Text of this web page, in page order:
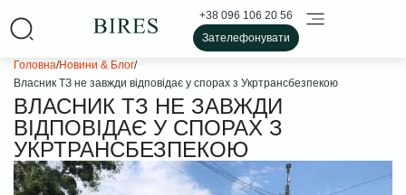
+38 096 106 20 56
Зателефонувати
Головна/Новини & Блог/
Власник ТЗ не завжди відповідає у спорах з Укртрансбезпекою
ВЛАСНИК ТЗ НЕ ЗАВЖДИ
ВІДПОВІДАЄ У СПОРАХ З
УКРТРАНСБЕЗПЕКОЮ